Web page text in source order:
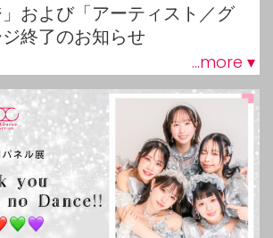
」および「アーティスト／グ
終了のお知らせ
...more ▾